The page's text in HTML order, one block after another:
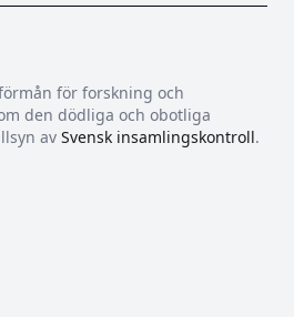
för forskning och
den dödliga och obotliga
av Svensk insamlingskontroll.